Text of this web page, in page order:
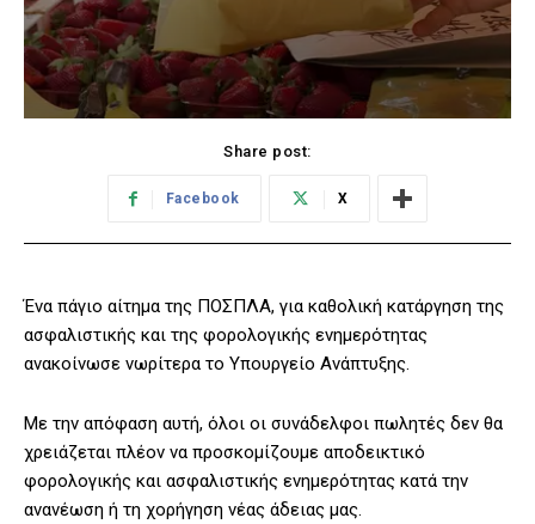
Share post:
Facebook X
Ένα πάγιο αίτημα της ΠΟΣΠΛΑ, για καθολική κατάργηση της
ασφαλιστικής και της φορολογικής ενημερότητας
ανακοίνωσε νωρίτερα το Υπουργείο Ανάπτυξης.
Με την απόφαση αυτή, όλοι οι συνάδελφοι πωλητές δεν θα
χρειάζεται πλέον να προσκομίζουμε αποδεικτικό
φορολογικής και ασφαλιστικής ενημερότητας κατά την
ανανέωση ή τη χορήγηση νέας άδειας μας.